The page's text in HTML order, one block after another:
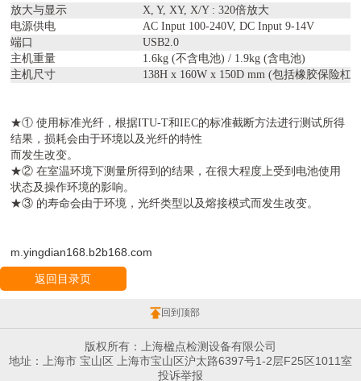
放大与显示
X, Y, XY, X/Y : 320倍放大
电源供电
AC Input 100-240V, DC Input 9-14V
端口
USB2.0
主机重量
1.6kg (不含电池) / 1.9kg (含电池)
主机尺寸
138H x 160W x 150D mm (包括橡胶保险杠)
★① 使用标准光纤，根据ITU-T和IEC的标准截断方法进行测试所得
结果，损耗会由于环境以及光纤的特性
而发生改变。
★② 在室温环境下测量所得到的结果，在很大程度上受到电池使用
状态及操作环境的影响。
★③ 的寿命会由于环境，光纤类型以及熔接模式而发生改变。
m.yingdian168.b2b168.com
返回目录页
回到顶部
版权所有：上海楹点检测设备有限公司
地址：上海市 宝山区 上海市宝山区沪太路6397号1-2层F25区1011室
投诉举报